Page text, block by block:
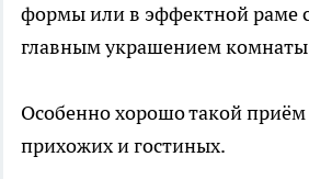
формы или в эффектной раме
главным украшением
Особенно хорошо такой приём
прихожих и гостиных.